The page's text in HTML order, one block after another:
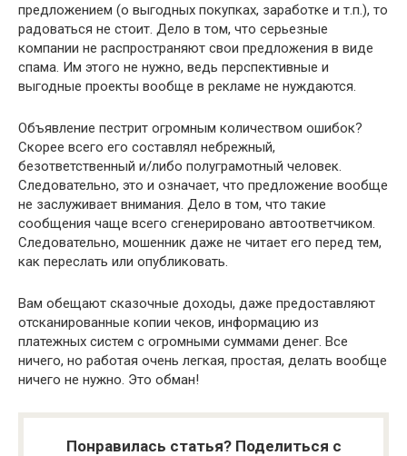
предложением (о выгодных покупках, заработке и т.п.), то
радоваться не стоит. Дело в том, что серьезные
компании не распространяют свои предложения в виде
спама. Им этого не нужно, ведь перспективные и
выгодные проекты вообще в рекламе не нуждаются.
Объявление пестрит огромным количеством ошибок?
Скорее всего его составлял небрежный,
безответственный и/либо полуграмотный человек.
Следовательно, это и означает, что предложение вообще
не заслуживает внимания. Дело в том, что такие
сообщения чаще всего сгенерировано автоответчиком.
Следовательно, мошенник даже не читает его перед тем,
как переслать или опубликовать.
Вам обещают сказочные доходы, даже предоставляют
отсканированные копии чеков, информацию из
платежных систем с огромными суммами денег. Все
ничего, но работая очень легкая, простая, делать вообще
ничего не нужно. Это обман!
Понравилась статья? Поделиться с